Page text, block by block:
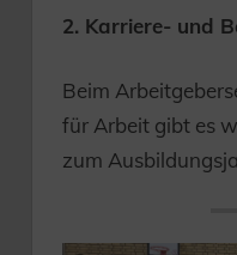
2. Karriere- und
Beim
für Arbeit gibt es
zum